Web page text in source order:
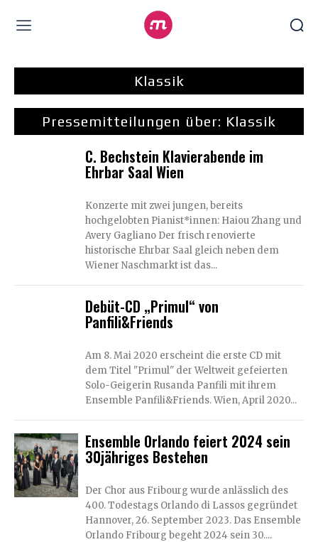
Klassik
Pressemitteilungen über: Klassik
C. Bechstein Klavierabende im
Ehrbar Saal Wien
Konzerte mit zwei jungen, bereits
hochgelobten Pianist*innen: Haiou Zhang und
Avery Gagliano Der frisch renovierte
historische Ehrbar Saal gleich neben dem
Wiener Naschmarkt ist das...
Debüt-CD „Primul“ von
Panfili&Friends
Am 8. Mai 2020 erscheint die erste CD mit
dem Titel "Primul" der Weltweit gefeierten
Solo-Geigerin Rusanda Panfili mit ihrem
Ensemble Panfili&Friends. Wien, April 2020...
Ensemble Orlando feiert 2024 sein
30jähriges Bestehen
Der Chor aus Fribourg wurde anlässlich des
400. Todestags Orlando di Lassos gegründet
Hannover, 26. September 2023. Das Ensemble
Orlando Fribourg begeht 2024 sein 30....